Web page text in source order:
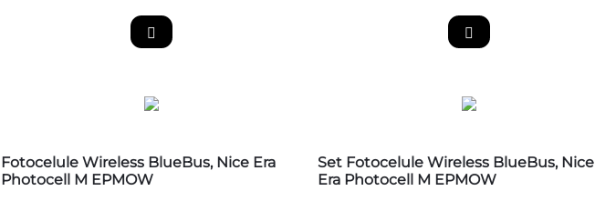
Fotocelule Wireless BlueBus, Nice Era
Photocell M EPMOW
Set Fotocelule Wireless BlueBus, Nice
Era Photocell M EPMOW